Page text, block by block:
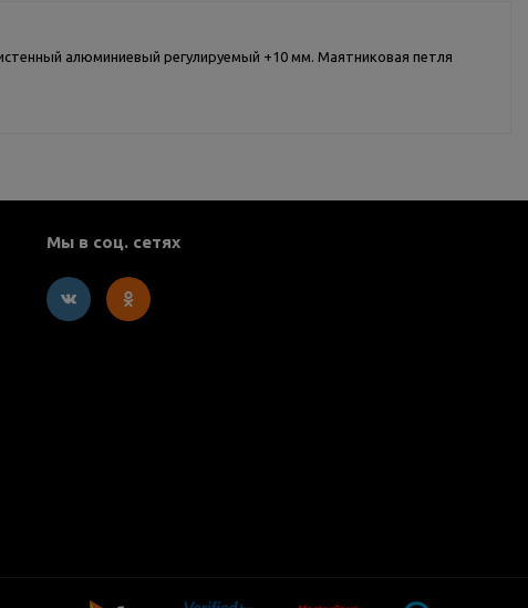
алюминиевый регулируемый +10 мм. Маятниковая петля
Мы в соц. сетях